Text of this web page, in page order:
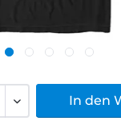
In den